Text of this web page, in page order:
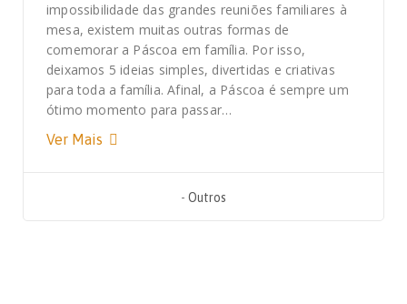
impossibilidade das grandes reuniões familiares à
mesa, existem muitas outras formas de
comemorar a Páscoa em família. Por isso,
deixamos 5 ideias simples, divertidas e criativas
para toda a família. Afinal, a Páscoa é sempre um
ótimo momento para passar…
Ver Mais
- Outros